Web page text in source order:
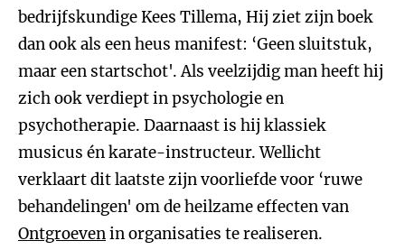
bedrijfskundige Kees Tillema, Hij ziet zijn boek
dan ook als een heus manifest: ‘Geen sluitstuk,
maar een startschot'. Als veelzijdig man heeft hij
zich ook verdiept in psychologie en
psychotherapie. Daarnaast is hij klassiek
musicus én karate-instructeur. Wellicht
verklaart dit laatste zijn voorliefde voor ‘ruwe
behandelingen' om de heilzame effecten van
Ontgroevenin organisaties te realiseren.